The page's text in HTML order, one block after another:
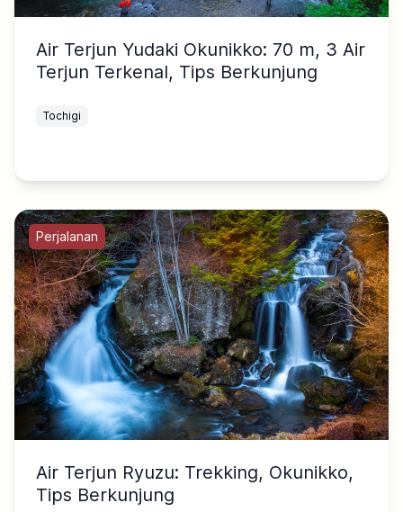
Air Terjun Yudaki Okunikko: 70 m, 3 Air
Terjun Terkenal, Tips Berkunjung
Tochigi
Perjalanan
Air Terjun Ryuzu: Trekking, Okunikko,
Tips Berkunjung